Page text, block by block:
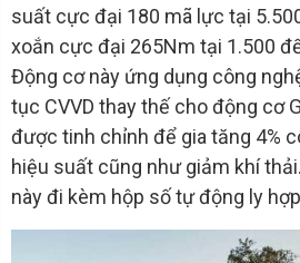
suất cực đại 180 mã lực tại
xoắn cực đại 265Nm tại 1.500
Động cơ này ứng dụng công
tục CVVD thay thế cho động cơ
được tinh chỉnh để gia tăng 4%
hiệu suất cũng như giảm khí
này đi kèm hộp số tự động ly